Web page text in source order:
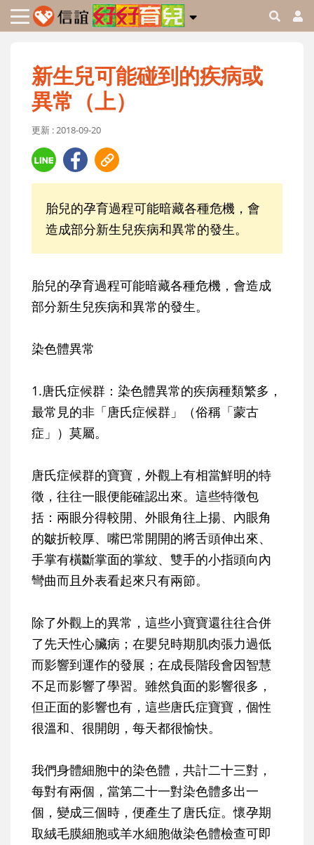
新生兒可能碰到的疾病或
異常（上）
更新 : 2018-09-20
胎兒的孕育過程可能暗藏各種危機，會
造成部分新生兒疾病和異常的發生。
胎兒的孕育過程可能暗藏各種危機，會造成
部分新生兒疾病和異常的發生。
染色體異常
1.唐氏症候群 ：染色體異常的疾病種類繁多，
最常見的非「唐氏症候群 」（俗稱「蒙古
症 」）莫屬。
唐氏症候群的寶寶，外觀上有相當鮮明的特
徵，往往一眼便能確認出來。這些特徵包
括：兩眼分得較開、外眼角往上揚、內眼角
的皺折較厚、嘴巴常開開的將舌頭伸出來、
手掌有橫斷掌面的掌紋、雙手的小指頭向內
彎曲而且外表看起來只有兩節。
除了外觀上的異常，這些小寶寶還往往合併
了先天性心臟病；在嬰兒時期肌肉張力過低
而影響到運作的發展；在成長階段會因智慧
不足而影響了學習。雖然負面的影響很多，
但正面的影響也有，這些唐氏症寶寶，個性
很溫和、很開朗，每天都很愉快。
我們身體細胞中的染色體，共計二十三對，
每對有兩個，當第二十一對染色體多出一
個 ，變成三個時，便產生了唐氏症。懷孕期
取絨毛膜細胞或羊水細胞做染色體檢查可即